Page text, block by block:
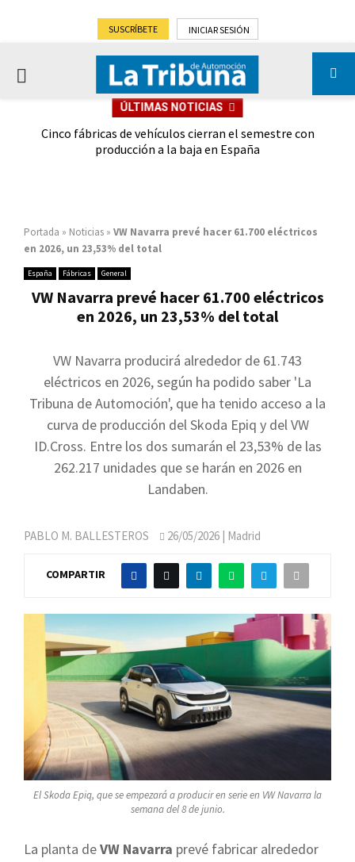
SUSCRÍBETE INICIAR SESIÓN
PRIMARY
ÚLTIMAS NOTICIAS
Cinco fábricas de vehículos cierran el semestre con
producción a la baja en España
Portada » Noticias » VW Navarra prevé hacer 61.700 eléctricos
en 2026, un 23,53% del total
España Fábricas General
VW Navarra prevé hacer 61.700 eléctricos
en 2026, un 23,53% del total
VW Navarra producirá alrededor de 61.743
eléctricos en 2026, según ha podido saber 'La
Tribuna de Automoción', que ha tenido acceso a la
curva de producción del Skoda Epiq y del VW
ID.Cross. Entre los dos sumarán el 23,53% de las
262.217 unidades que se harán en 2026 en
Landaben.
PABLO M. BALLESTEROS 26/05/2026 | Madrid
COMPARTIR
El Skoda Epiq, que se empezará a producir en serie en VW Navarra la
semana del 8 de junio.
La planta deVW Navarra prevé fabricar alrededor